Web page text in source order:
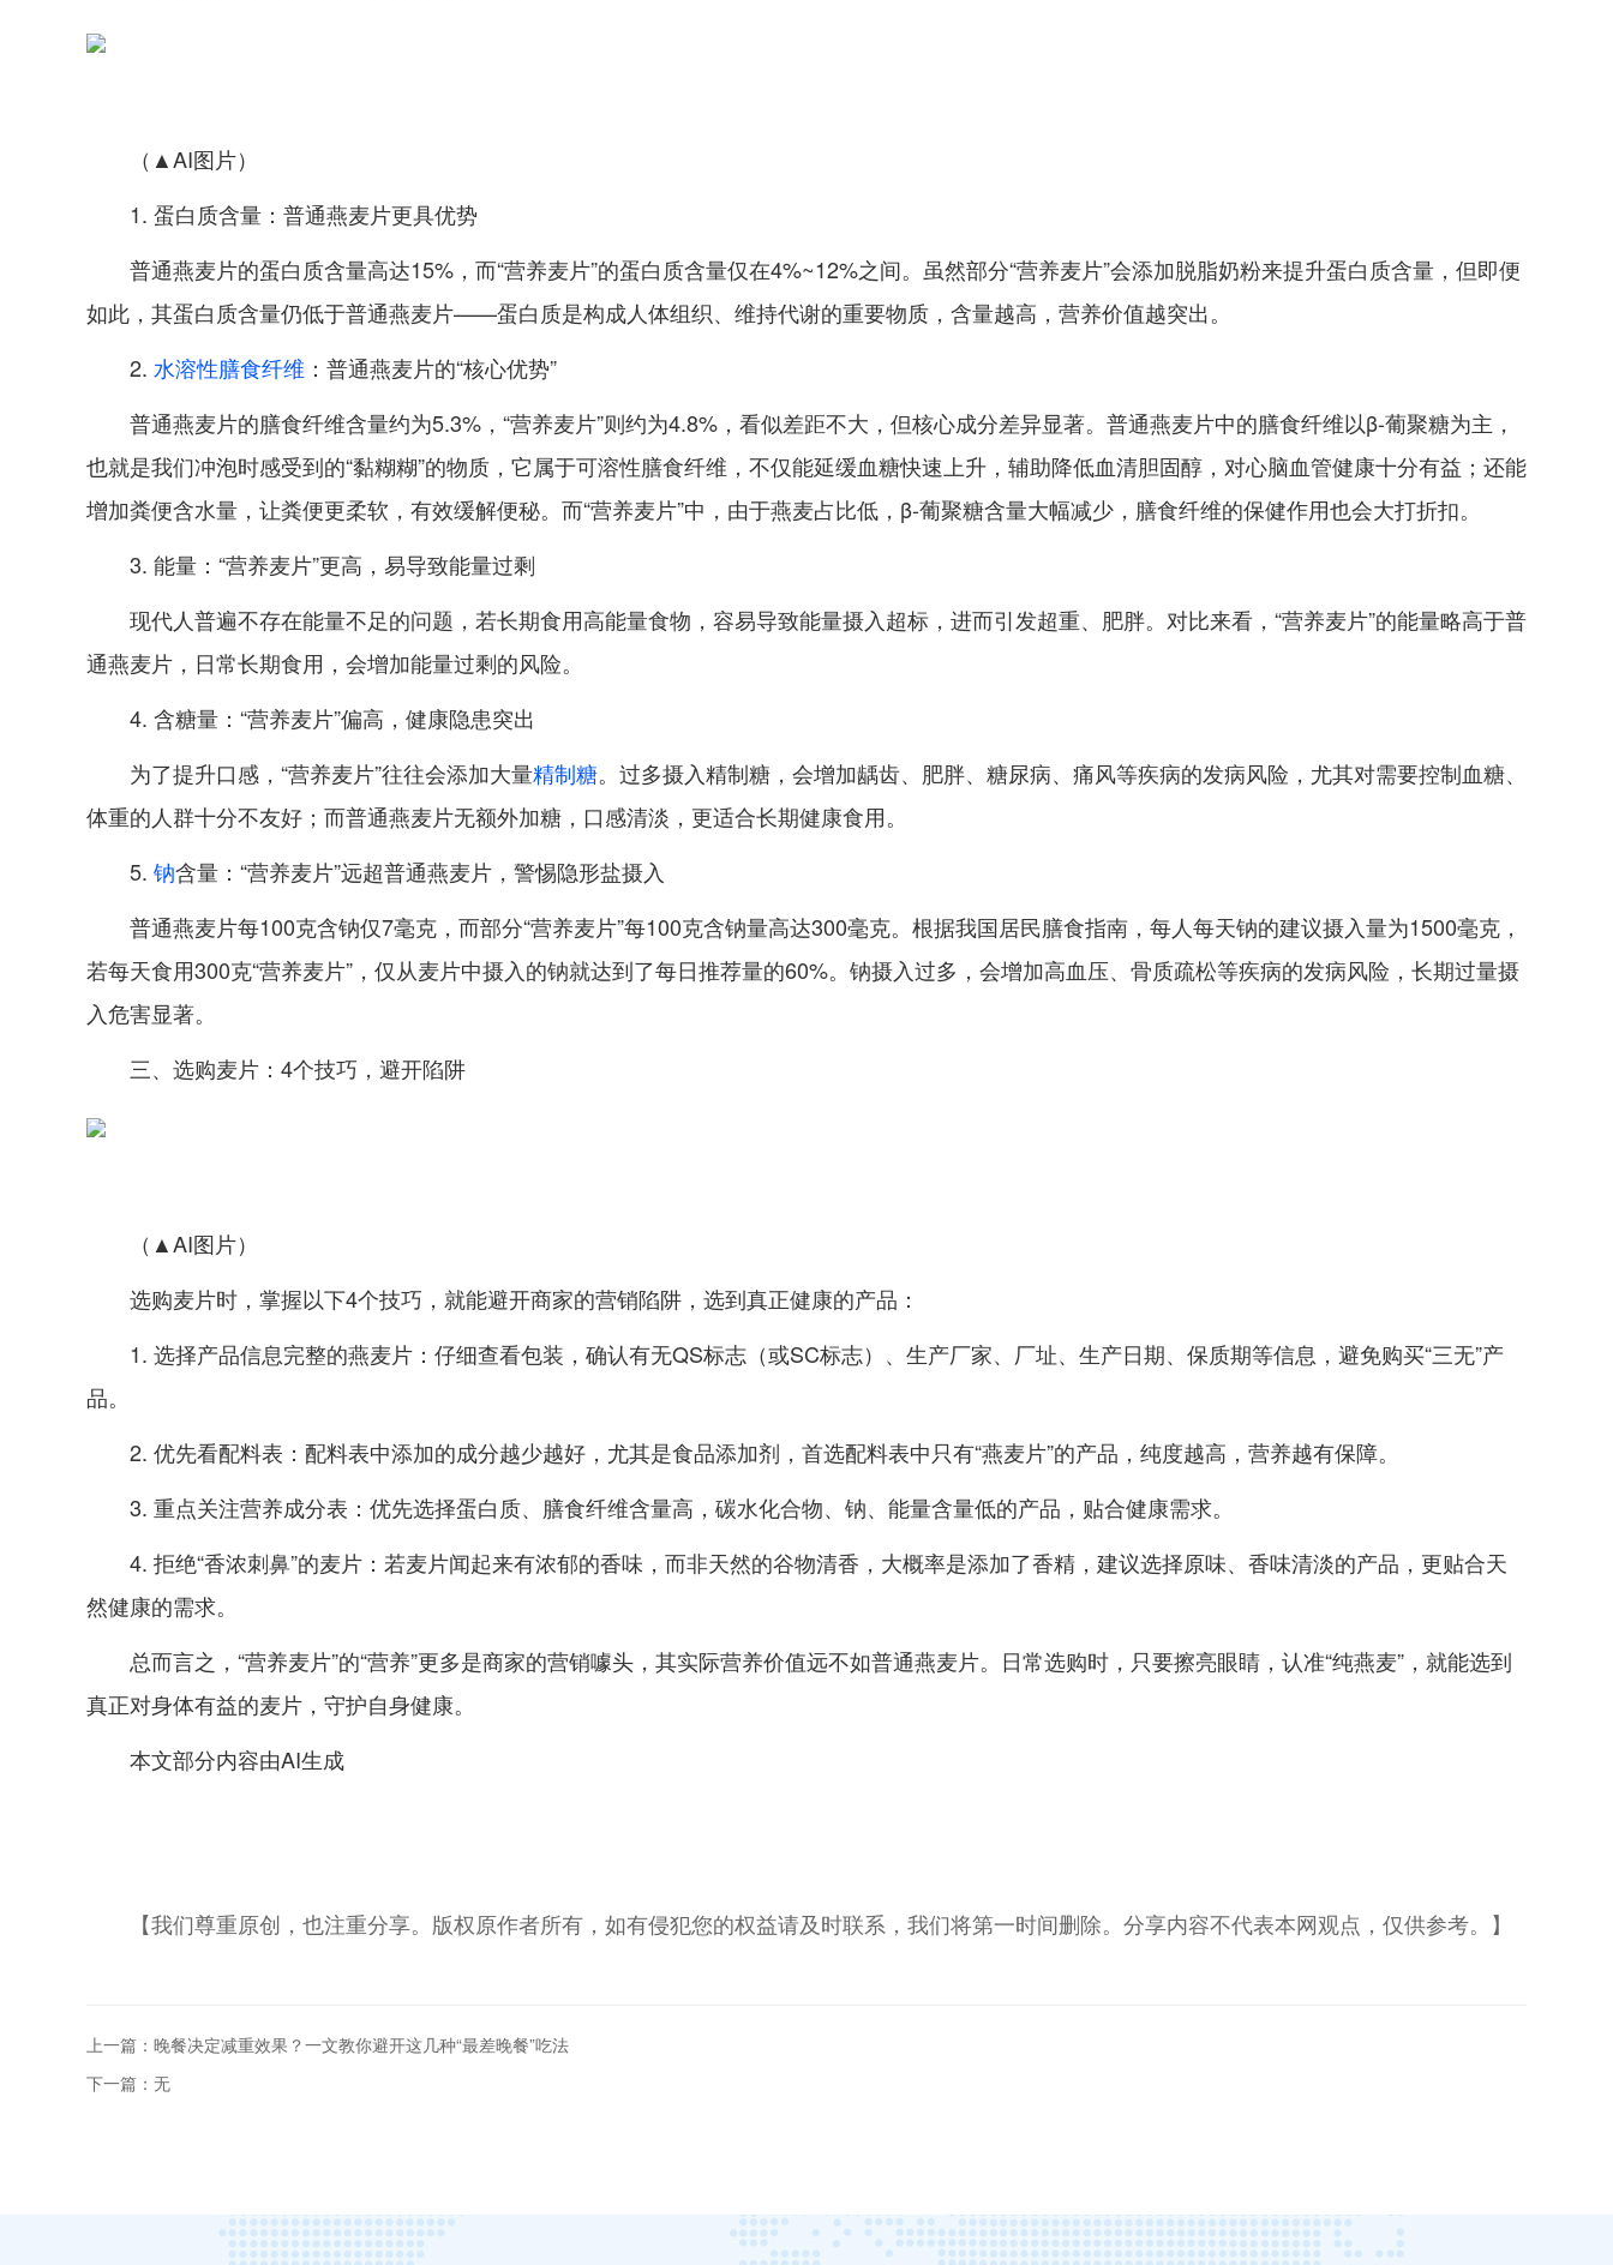
（▲AI图片）
1. 蛋白质含量：普通燕麦片更具优势
普通燕麦片的蛋白质含量高达15%，而“营养麦片”的蛋白质含量仅在4%~12%之间。虽然部分“营养麦片”会添加脱脂奶粉来提升蛋白质含量，但即便
如此，其蛋白质含量仍低于普通燕麦片——蛋白质是构成人体组织、维持代谢的重要物质，含量越高，营养价值越突出。
2. 水溶性膳食纤维 ：普通燕麦片的“核心优势”
普通燕麦片的膳食纤维含量约为5.3%，“营养麦片”则约为4.8%，看似差距不大，但核心成分差异显著。普通燕麦片中的膳食纤维以β-葡聚糖为主，
也就是我们冲泡时感受到的“黏糊糊”的物质，它属于可溶性膳食纤维，不仅能延缓血糖快速上升，辅助降低血清胆固醇，对心脑血管健康十分有益；还能
增加粪便含水量，让粪便更柔软，有效缓解便秘。而“营养麦片”中，由于燕麦占比低，β-葡聚糖含量大幅减少，膳食纤维的保健作用也会大打折扣。
3. 能量：“营养麦片”更高，易导致能量过剩
现代人普遍不存在能量不足的问题，若长期食用高能量食物，容易导致能量摄入超标，进而引发超重、肥胖。对比来看，“营养麦片”的能量略高于普
通燕麦片，日常长期食用，会增加能量过剩的风险。
4. 含糖量：“营养麦片”偏高，健康隐患突出
为了提升口感，“营养麦片”往往会添加大量精制糖。过多摄入精制糖，会增加龋齿、肥胖、糖尿病、痛风等疾病的发病风险，尤其对需要控制血糖、
体重的人群十分不友好；而普通燕麦片无额外加糖，口感清淡，更适合长期健康食用。
5. 钠含量：“营养麦片”远超普通燕麦片，警惕隐形盐摄入
普通燕麦片每100克含钠仅7毫克，而部分“营养麦片”每100克含钠量高达300毫克。根据我国居民膳食指南，每人每天钠的建议摄入量为1500毫克，
若每天食用300克“营养麦片”，仅从麦片中摄入的钠就达到了每日推荐量的60%。钠摄入过多，会增加高血压、骨质疏松等疾病的发病风险，长期过量摄
入危害显著。
三、选购麦片：4个技巧，避开陷阱
（▲AI图片）
选购麦片时，掌握以下4个技巧，就能避开商家的营销陷阱，选到真正健康的产品：
1. 选择产品信息完整的燕麦片：仔细查看包装，确认有无QS标志（或SC标志）、生产厂家、厂址、生产日期、保质期等信息，避免购买“三无”产
品。
2. 优先看配料表：配料表中添加的成分越少越好，尤其是食品添加剂，首选配料表中只有“燕麦片”的产品，纯度越高，营养越有保障。
3. 重点关注营养成分表：优先选择蛋白质、膳食纤维含量高，碳水化合物、钠、能量含量低的产品，贴合健康需求。
4. 拒绝“香浓刺鼻”的麦片：若麦片闻起来有浓郁的香味，而非天然的谷物清香，大概率是添加了香精，建议选择原味、香味清淡的产品，更贴合天
然健康的需求。
总而言之，“营养麦片”的“营养”更多是商家的营销噱头，其实际营养价值远不如普通燕麦片。日常选购时，只要擦亮眼睛，认准“纯燕麦”，就能选到
真正对身体有益的麦片，守护自身健康。
本文部分内容由AI生成
【我们尊重原创，也注重分享。版权原作者所有，如有侵犯您的权益请及时联系，我们将第一时间删除。分享内容不代表本网观点，仅供参考。】
上一篇：晚餐决定减重效果？一文教你避开这几种“最差晚餐”吃法
下一篇：无